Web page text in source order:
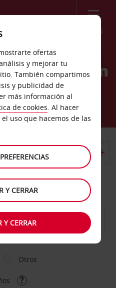
Menú
Dresden
HASTA
Otros
ofertas
y mejorar tu
También compartimos
y publicidad de
más información al
de cookies. Al hacer
el uso que hacemos de las
Y CERRAR
Y CERRAR